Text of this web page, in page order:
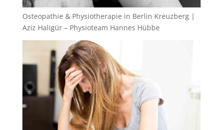
Osteopathie & Physiotherapie in Berlin Kreuzberg |
Aziz Haligür – Physioteam Hannes Hübbe